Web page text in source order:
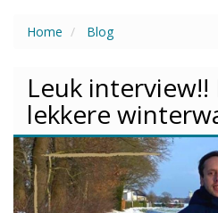
Home
Blog
Leuk interview!!
lekkere